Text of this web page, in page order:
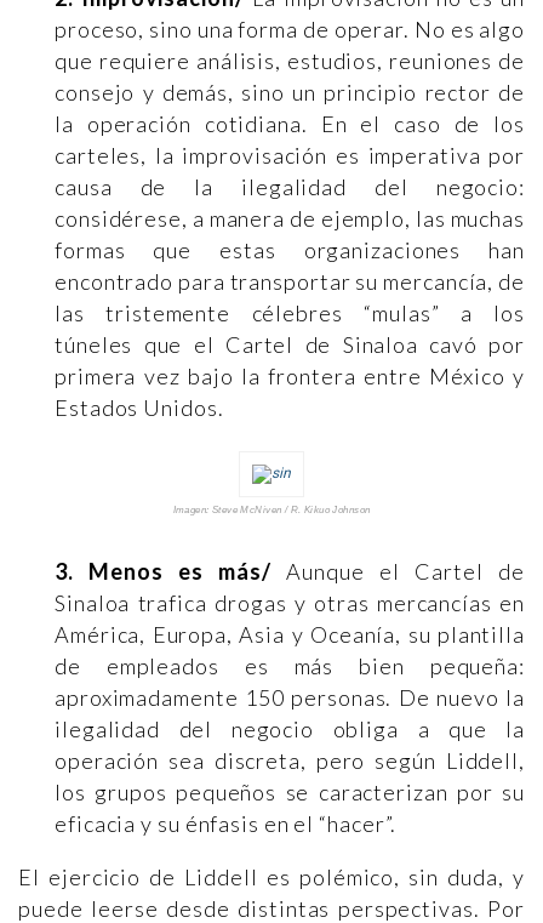
proceso, sino una forma de operar. No es algo
que requiere análisis, estudios, reuniones de
consejo y demás, sino un principio rector de
la operación cotidiana. En el caso de los
carteles, la improvisación es imperativa por
causa de la ilegalidad del negocio:
considérese, a manera de ejemplo, las muchas
formas que estas organizaciones han
encontrado para transportar su mercancía, de
las tristemente célebres “mulas” a los
túneles que el Cartel de Sinaloa cavó por
primera vez bajo la frontera entre México y
Estados Unidos.
Imagen: Steve McNiven / R. Kikuo Johnson
3. Menos es más/Aunque el Cartel de
Sinaloa trafica drogas y otras mercancías en
América, Europa, Asia y Oceanía, su plantilla
de empleados es más bien pequeña:
aproximadamente 150 personas. De nuevo la
ilegalidad del negocio obliga a que la
operación sea discreta, pero según Liddell,
los grupos pequeños se caracterizan por su
eficacia y su énfasis en el “hacer”.
El ejercicio de Liddell es polémico, sin duda, y
puede leerse desde distintas perspectivas. Por